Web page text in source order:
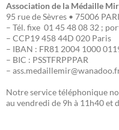
Association de la Médaille
95 rue de Sèvres • 75006
– Tél. fixe 01 45 48 08 32 ;
– CCP19 458 44D 020 Paris
– IBAN : FR81 2004 1000
– BIC : PSSTFRPPPAR
–
Notre service téléphonique
au vendredi de 9h à 11h40 et